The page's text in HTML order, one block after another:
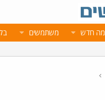
מה חדש משתמשים